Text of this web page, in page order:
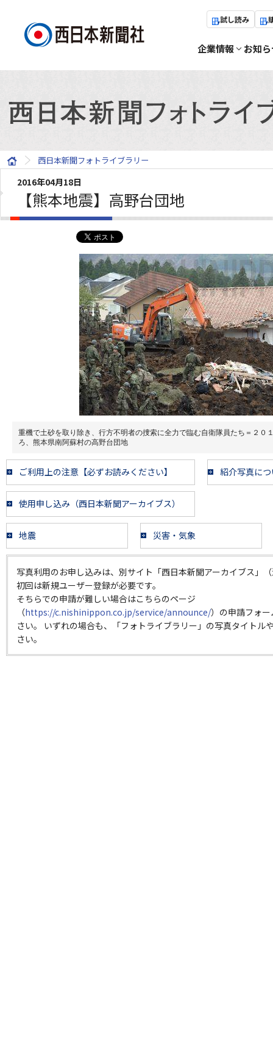
試し読み
企業情報 お知
西日本新聞フォトライブラリー
2016年04月18日
【熊本地震】高野台団地
重機で土砂を取り除き、行方不明者の捜索に全力で臨む自衛隊員たち＝２０
ろ、熊本県南阿蘇村の高野台団地
ご利用上の注意【必ずお読みください】 紹介写真に
使用申し込み（西日本新聞アーカイブス）
地震 災害・気象
写真利用のお申し込みは、別サイト「西日本新聞アーカイブス」
初回は新規ユーザー登録が必要です。
そちらでの申請が難しい場合はこちらのページ
（https://c.nishinippon.co.jp/service/announce/）の申請フォ
さい。 いずれの場合も、「フォトライブラリー」の写真タイトル
さい。